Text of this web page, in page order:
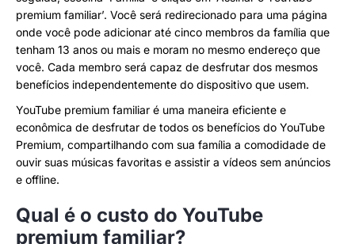
premium familiar’. Você será redirecionado para uma página
onde você pode adicionar até cinco membros da família que
tenham 13 anos ou mais e moram no mesmo endereço que
você. Cada membro será capaz de desfrutar dos mesmos
benefícios independentemente do dispositivo que usem.
YouTube premium familiar é uma maneira eficiente e
econômica de desfrutar de todos os benefícios do YouTube
Premium, compartilhando com sua família a comodidade de
ouvir suas músicas favoritas e assistir a vídeos sem anúncios
e offline.
Qual é o custo do YouTube
premium familiar?